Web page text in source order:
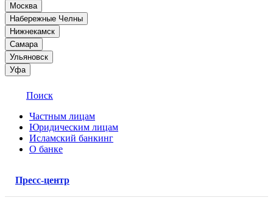
Москва
Набережные Челны
Нижнекамск
Самара
Ульяновск
Уфа
Поиск
Частным лицам
Юридическим лицам
Исламский банкинг
О банке
Пресс-центр